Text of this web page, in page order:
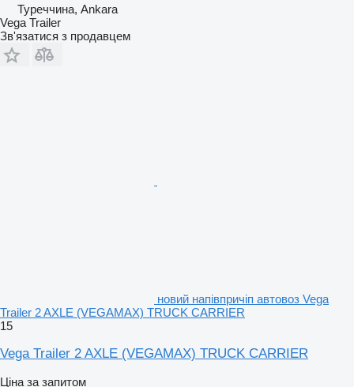
Туреччина, Ankara
Vega Trailer
Зв'язатися з продавцем
новий напівпричіп автовоз Vega
Trailer 2 AXLE (VEGAMAX) TRUCK CARRIER
15
Vega Trailer 2 AXLE (VEGAMAX) TRUCK CARRIER
Ціна за запитом